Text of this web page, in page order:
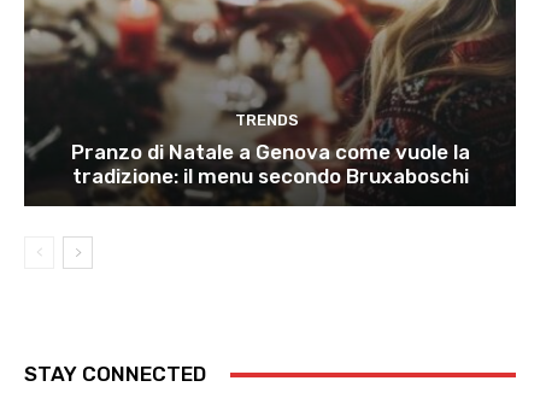
TRENDS
Pranzo di Natale a Genova come vuole la
tradizione: il menu secondo Bruxaboschi
STAY CONNECTED